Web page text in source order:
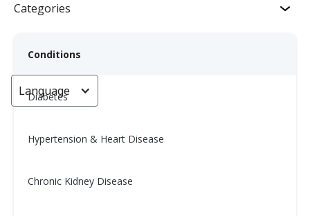
Categories
Conditions
Diabetes
Hypertension & Heart Disease
Chronic Kidney Disease
Language
患有高血壓或糖尿病，我可以吃紅